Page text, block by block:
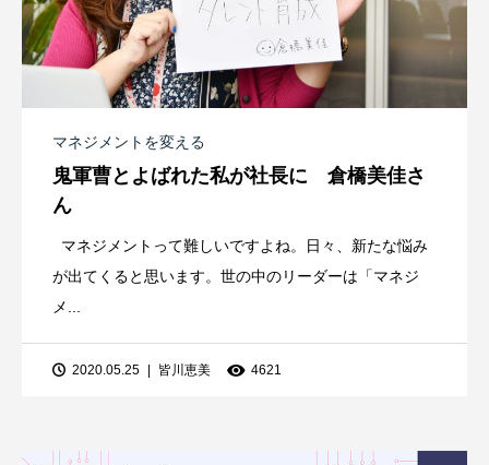
マネジメントを変える
鬼軍曹とよばれた私が社長に 倉橋美佳さ
ん
マネジメントって難しいですよね。日々、新たな悩み
が出てくると思います。世の中のリーダーは「マネジ
メ...
2020.05.25 皆川恵美 4621